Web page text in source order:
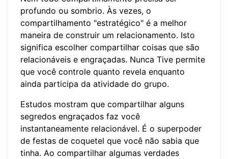
profundo ou sombrio. Às vezes, o
compartilhamento "estratégico" é a melhor
maneira de construir um relacionamento. Isto
significa escolher compartilhar coisas que são
relacionáveis e engraçadas. Nunca Tive permite
que você controle quanto revela enquanto
ainda participa da atividade do grupo.
Estudos mostram que compartilhar alguns
segredos engraçados faz você
instantaneamente relacionável. É o superpoder
de festas de coquetel que você não sabia que
tinha. Ao compartilhar algumas verdades